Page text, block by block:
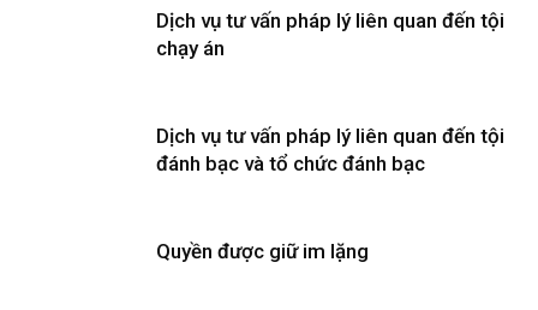
Dịch vụ tư vấn pháp lý liên quan đến tội
chạy án
Dịch vụ tư vấn pháp lý liên quan đến tội
đánh bạc và tổ chức đánh bạc
Quyền được giữ im lặng